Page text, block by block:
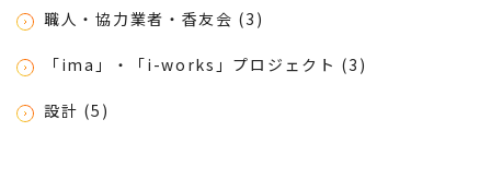
職人・協力業者・香友会 (3)
「ima」・「i-works」プロジェクト (3)
設計 (5)